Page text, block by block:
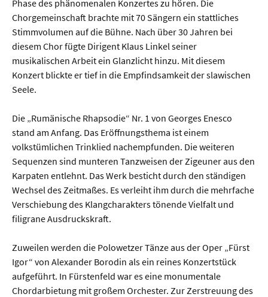
Phase des phänomenalen Konzertes zu hören. Die
Chorgemeinschaft brachte mit 70 Sängern ein stattliches
Stimmvolumen auf die Bühne. Nach über 30 Jahren bei
diesem Chor fügte Dirigent Klaus Linkel seiner
musikalischen Arbeit ein Glanzlicht hinzu. Mit diesem
Konzert blickte er tief in die Empfindsamkeit der slawischen
Seele.
Die „Rumänische Rhapsodie“ Nr. 1 von Georges Enesco
stand am Anfang. Das Eröffnungsthema ist einem
volkstümlichen Trinklied nachempfunden. Die weiteren
Sequenzen sind munteren Tanzweisen der Zigeuner aus den
Karpaten entlehnt. Das Werk besticht durch den ständigen
Wechsel des Zeitmaßes. Es verleiht ihm durch die mehrfache
Verschiebung des Klangcharakters tönende Vielfalt und
filigrane Ausdruckskraft.
Zuweilen werden die Polowetzer Tänze aus der Oper „Fürst
Igor“ von Alexander Borodin als ein reines Konzertstück
aufgeführt. In Fürstenfeld war es eine monumentale
Chordarbietung mit großem Orchester. Zur Zerstreuung des